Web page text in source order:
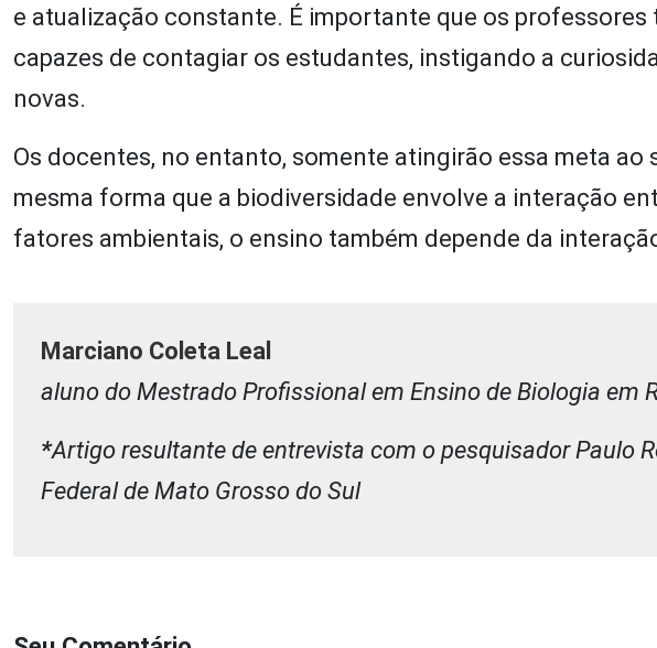
e atualização constante. É importante que os
capazes de contagiar os estudantes, instigando a
novas.
Os docentes, no entanto, somente atingirão essa meta
mesma forma que a biodiversidade envolve a interação
fatores ambientais, o ensino também depende da
Marciano Coleta Leal
aluno do Mestrado Profissional em Ensino de Biologia em
*Artigo resultante de entrevista com o pesquisador Paulo
Federal de Mato Grosso do Sul